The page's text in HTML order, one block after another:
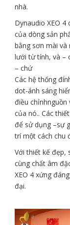
nhà.
Dynaudio XEO
của dòng sản
bằng sơn mài
lưới từ tính, và –
– chứ
Các hệ thống
dot-ánh sáng
điều
của nó.. Các
để sử dụng –sự
trí một cách chu
Với thiết kế đẹp,
cùng chất âm
XEO 4 xứng
đại.